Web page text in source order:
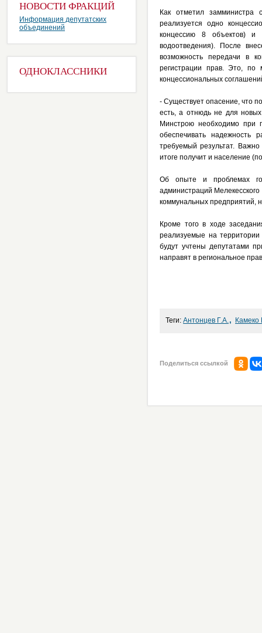
НОВОСТИ ФРАКЦИЙ
Информация депутатских
объединений
ОДНОКЛАССНИКИ
Как отметил замминистра
реализуется одно
концессию 8 объектов) и
водоотведения). После
возможность передачи в
регистрации прав. Это, по
концессиональных
- Существует опасение, что
есть, а отнюдь не для
Минстрою необходимо при
обеспечивать надежность
требуемый результат.
итоге получит и население
Об опыте и проблемах
администраций
коммунальных предприятий,
Кроме того в ходе
реализуемые на территории
будут учтены депутатами
направят в региональное
Теги: Антонцев Г.А., Камеко
Поделиться ссылкой